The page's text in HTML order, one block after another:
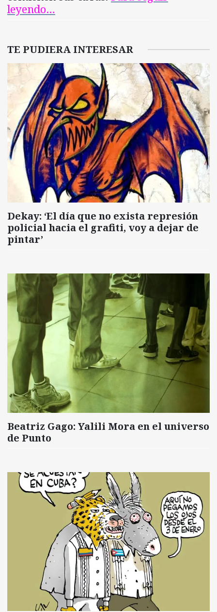
leyendo…
TE PUDIERA INTERESAR
Dekay: ‘El día que no exista represión
policial hacia el grafiti, voy a dejar de
pintar’
Beatriz Gago: Yalili Mora en el universo
de Punto